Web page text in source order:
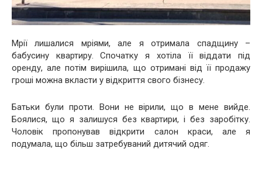
Мрії лишалися мріями, але я отримала спадщину –
бабусину квартиру. Спочатку я хотіла її віддати під
оренду, але потім вирішила, що отримані від її продажу
гроші можна вкласти у відкриття свого бізнесу.
Батьки були проти. Вони не вірили, що в мене вийде.
Боялися, що я залишуся без квартири, і без заробітку.
Чоловік пропонував відкрити салон краси, але я
подумала, що більш затребуваний дитячий одяг.